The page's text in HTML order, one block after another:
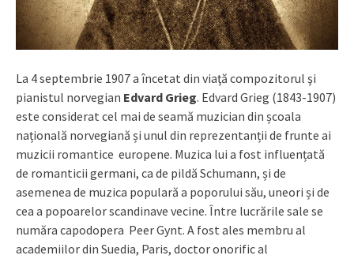
La 4 septembrie 1907 a încetat din viaţă compozitorul şi
pianistul norvegian Edvard Grieg. Edvard Grieg (1843-1907)
este considerat cel mai de seamă muzician din școala
națională norvegiană și unul din reprezentanții de frunte ai
muzicii romantice europene. Muzica lui a fost influențată
de romanticii germani, ca de pildă Schumann, și de
asemenea de muzica populară a poporului său, uneori și de
cea a popoarelor scandinave vecine. Între lucrările sale se
număra capodopera Peer Gynt. A fost ales membru al
academiilor din Suedia, Paris, doctor onorific al